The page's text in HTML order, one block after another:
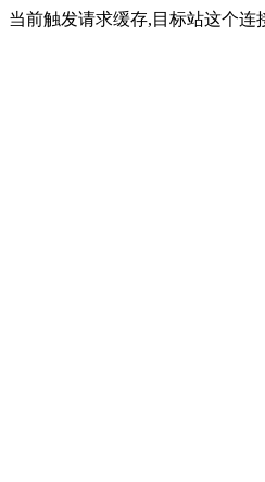
当前触发请求缓存,目标站这个